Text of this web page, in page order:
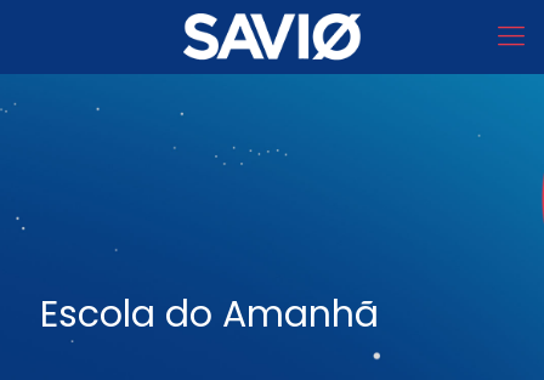
Escola do Amanhã